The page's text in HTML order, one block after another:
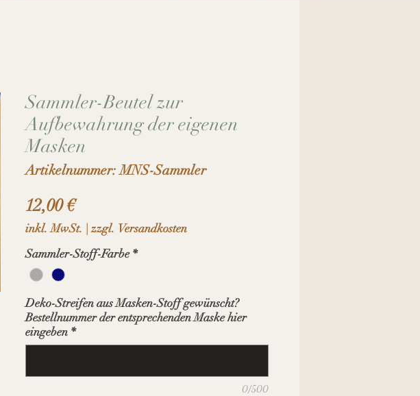
Sammler-Beutel zur
Aufbewahrung der eigenen
Masken
Artikelnummer: MNS-Sammler
12,00 €Preis
inkl. MwSt. |zzgl. Versandkosten
Sammler-Stoff-Farbe *
Deko-Streifen aus Masken-Stoff gewünscht?
Bestellnummer der entsprechenden Maske hier
eingeben *
0/500